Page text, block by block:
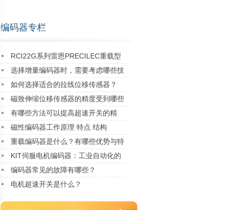
编码器专栏
RCI22G系列雷恩PRECILEC重载型
编码器
选择增量编码器时，需要考虑哪些技
术指标？
如何选择适合的拉线位移传感器？
磁致伸缩位移传感器的精度受到哪些
因素的影响？
有哪些方法可以提高超速开关的精
度？
磁性编码器工作原理 特点 结构
重载编码器是什么？有哪些优势与特
点
KIT伺服电机编码器：工业自动化的
精密核心
编码器常见的故障有哪些？
电机超速开关是什么？